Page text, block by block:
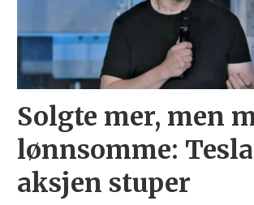
Solgte mer, men
lønnsomme:
aksjen stuper